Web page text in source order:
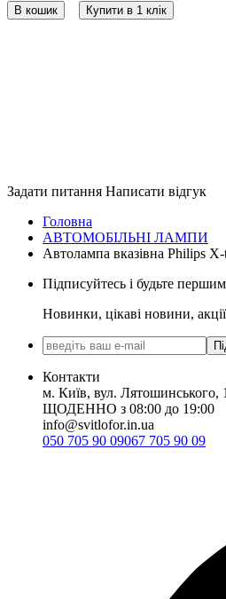
В кошик Купити в 1 клік
Задати питання Написати відгук
Головна
АВТОМОБІЛЬНІ ЛАМПИ
Автолампа вказівна Philips
Підписуйтесь і будьте
Новинки, цікаві новини,
Контакти
м. Київ, вул. Лятошинського,
ЩОДЕННО з 08:00 до 19:00
info@svitlofor.in.ua
050 705 90 09067 705 90 09